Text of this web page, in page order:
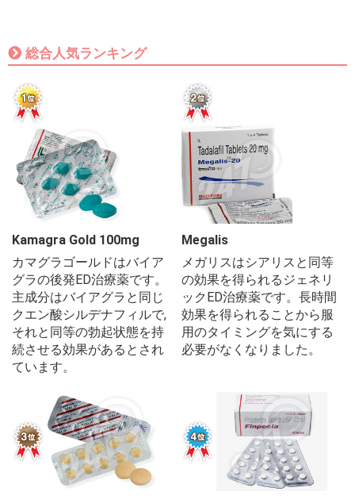
総合人気ランキング
Kamagra Gold 100mg
カマグラゴールドはバイア
グラの後発ED治療薬です。
主成分はバイアグラと同じ
クエン酸シルデナフィルで,
それと同等の勃起状態を持
続させる効果があるとされ
ています。
Megalis
メガリスはシアリスと同等
の効果を得られるジェネリ
ックED治療薬です。長時間
効果を得られることから服
用のタイミングを気にする
必要がなくなりました。